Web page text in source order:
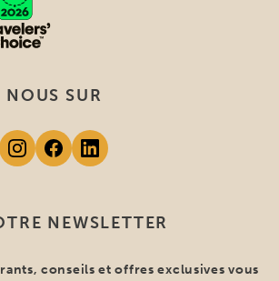
NEWSLETTER
conseils et offres exclusives vous
NOUS SUR